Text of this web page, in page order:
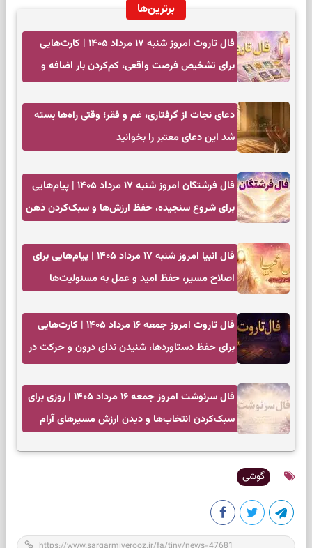
برترین‌ها
فال تاروت امروز شنبه ۱۷ مرداد ۱۴۰۵ | کارت‌هایی
برای تشخیص فرصت واقعی، کم‌کردن بار اضافه و
دعای نجات از گرفتاری، غم و فقر؛ وقتی راه‌ها بسته
شد این دعای معتبر را بخوانید
فال فرشتگان امروز شنبه ۱۷ مرداد ۱۴۰۵ | پیام‌هایی
برای شروع سنجیده، حفظ ارزش‌ها و سبک‌کردن ذهن
فال انبیا امروز شنبه ۱۷ مرداد ۱۴۰۵ | پیام‌هایی برای
اصلاح مسیر، حفظ امید و عمل به مسئولیت‌ها
فال تاروت امروز جمعه ۱۶ مرداد ۱۴۰۵ | کارت‌هایی
برای حفظ دستاوردها، شنیدن ندای درون و حرکت در
فال سرنوشت امروز جمعه ۱۶ مرداد ۱۴۰۵ | روزی برای
سبک‌کردن انتخاب‌ها و دیدن ارزش مسیرهای آرام
گوشی